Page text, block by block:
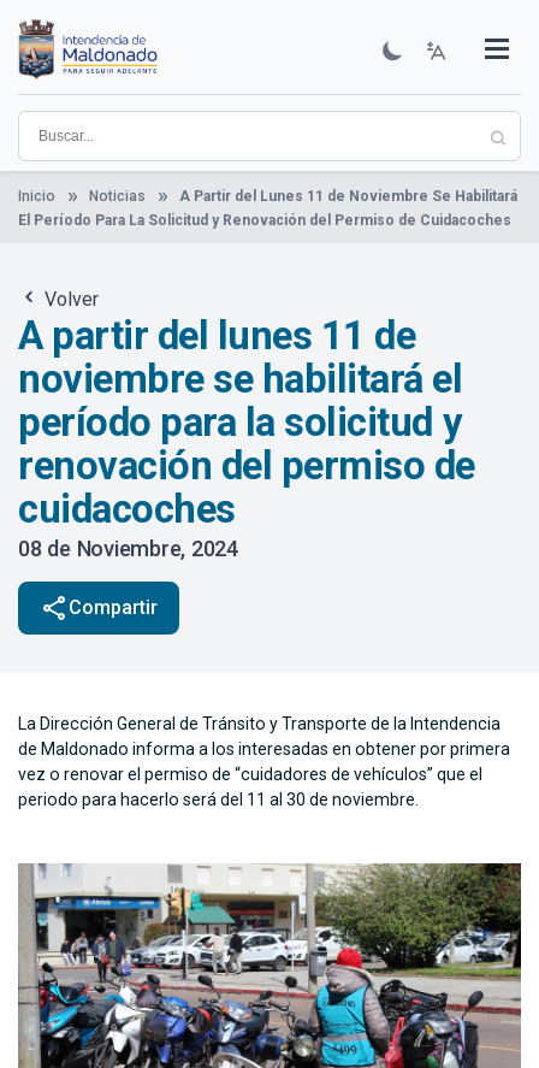
contenido
principal
Institucional
Municipios
Descubre Maldonado
Comunicación
Servicios
Guía De Trámites
Ver Noticias
Inicio Noticias
A Partir del Lunes 11 de Noviembre Se Habilitará
El Período Para La Solicitud y Renovación del Permiso de Cuidacoches
Volver
A partir del lunes 11 de
noviembre se habilitará el
período para la solicitud y
renovación del permiso de
cuidacoches
08 de Noviembre, 2024
share Compartir
La Dirección General de Tránsito y Transporte de la Intendencia
de Maldonado informa a los interesadas en obtener por primera
vez o renovar el permiso de “cuidadores de vehículos” que el
periodo para hacerlo será del 11 al 30 de noviembre.